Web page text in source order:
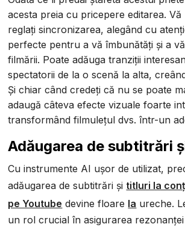
acesta preia cu pricepere editarea. Vă
reglați sincronizarea, alegând cu
perfecte pentru a vă îmbunătăți și a
filmării. Poate adăuga tranziții
spectatorii de la o scenă la alta,
Și chiar când credeți că nu se poate
adaugă câteva efecte vizuale foarte
transformând filmulețul dvs. într-un
Adăugarea de subtitrări
Cu instrumente AI ușor de utilizat,
adăugarea de subtitrări și titluri la
pe Youtube devine floare la ureche.
un rol crucial în asigurarea rezonanței